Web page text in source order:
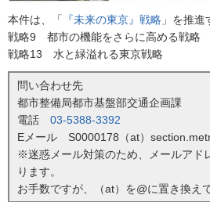
本件は、「 『未来の東京』戦略 」を推進
戦略9 都市の機能をさらに高める戦略
戦略13 水と緑溢れる東京戦略
問い合わせ先
都市整備局都市基盤部交通企画課
電話 03-5388-3392
Eメール S0000178（at）
※迷惑メール対策のため、メールアド
ります。
お手数ですが、（at）を@に置き換え